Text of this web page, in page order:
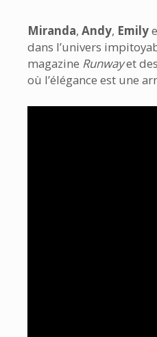
Miranda, Andy, Emily
dans l’univers
magazine Runwayet
où l’élégance est une